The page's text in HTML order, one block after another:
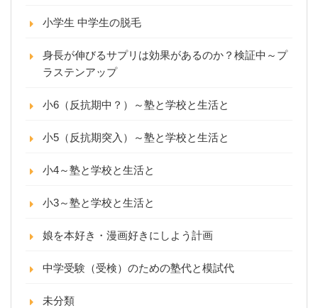
小学生 中学生の脱毛
身長が伸びるサプリは効果があるのか？検証中～プ
ラステンアップ
小6（反抗期中？）～塾と学校と生活と
小5（反抗期突入）～塾と学校と生活と
小4～塾と学校と生活と
小3～塾と学校と生活と
娘を本好き・漫画好きにしよう計画
中学受験（受検）のための塾代と模試代
未分類